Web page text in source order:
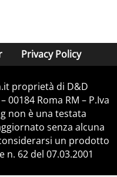
Privacy Policy
proprietà di D&D
00184 Roma RM – P.Iva
non è una testata
senza alcuna
un prodotto
n. 62 del 07.03.2001